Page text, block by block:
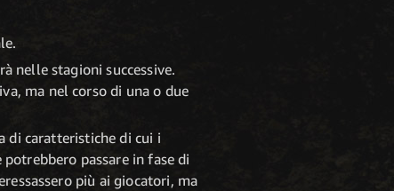
nelle stagioni successive.
ma nel corso di una o due
di caratteristiche di cui i
passare in fase di
più ai giocatori, ma